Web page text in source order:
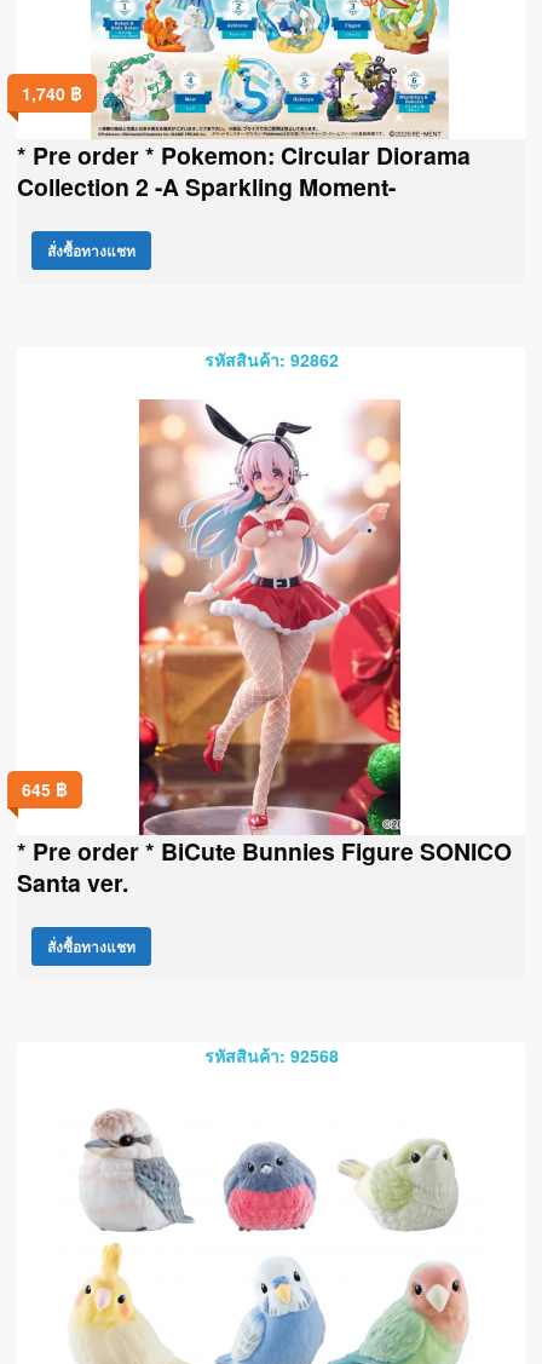
1,740 ฿
* Pre order * Pokemon: Circular Diorama
Collection 2 -A Sparkling Moment-
สั่งซื้อทางแชท
รหัสสินค้า: 92862
645 ฿
* Pre order * BiCute Bunnies Figure SONICO
Santa ver.
สั่งซื้อทางแชท
รหัสสินค้า: 92568